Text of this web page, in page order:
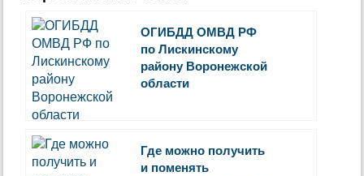
ОГИБДД ОМВД РФ
по Лискинскому
району Воронежской
области
Где можно получить
и поменять